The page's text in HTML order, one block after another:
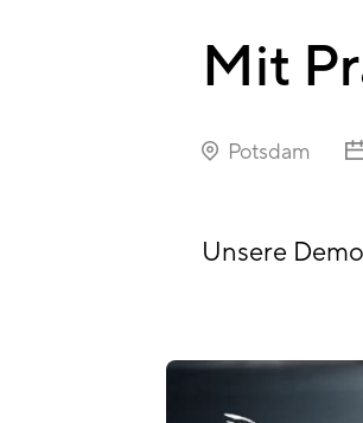
Mit
Potsdam
Unsere